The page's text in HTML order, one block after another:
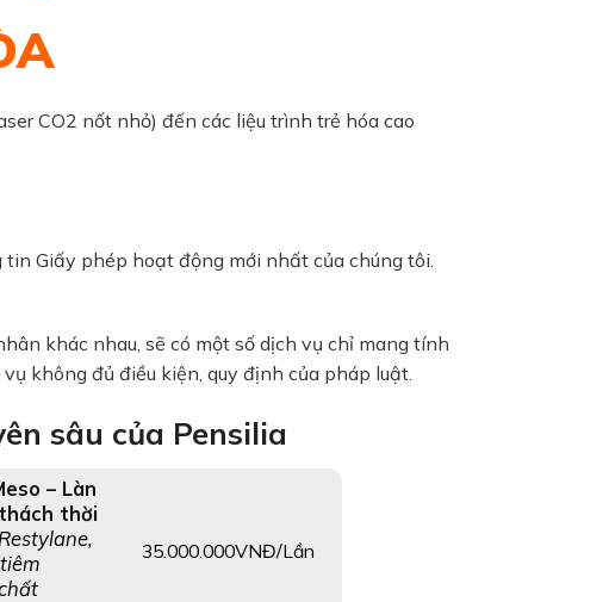
CO2 nốt nhỏ) đến các liệu trình trẻ hóa cao
Giấy phép hoạt động mới nhất của chúng tôi.
khác nhau, sẽ có một số dịch vụ chỉ mang tính
không đủ điều kiện, quy định của pháp luật.
sâu của Pensilia
– Làn
thời
35.000.000VNĐ/Lần